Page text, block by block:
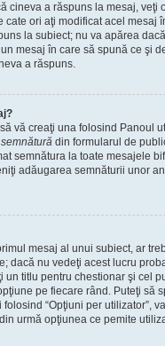
cineva a răspuns la mesaj, veţi
ori aţi modificat acel mesaj
la subiect; nu va apărea
mesaj în care să spună ce şi
a răspuns.
vă creaţi una folosind Panoul
din formularul de
semnătura la toate mesajele
adăugarea semnăturii unor
mesaj al unui subiect, ar
dacă nu vedeţi acest lucru
titlu pentru chestionar şi cel
pe fiecare rând. Puteţi să
“Opţiuni per utilizator”,
urmă opţiunea ce pemite